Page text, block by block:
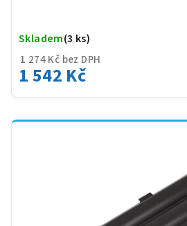
1 274 Kč bez DPH
1 542 Kč
Skladem(3 ks)